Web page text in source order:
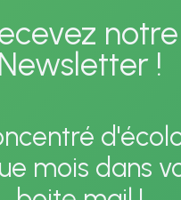
notre
Newsletter !
mois dans